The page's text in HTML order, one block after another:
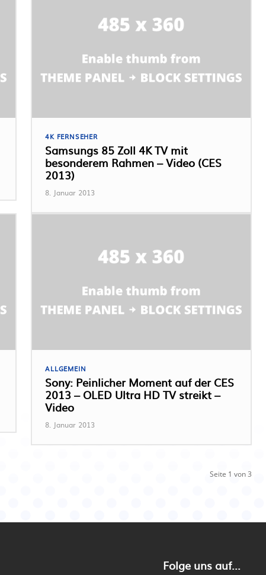
4K FERNSEHER
Samsungs 85 Zoll 4K TV mit
besonderem Rahmen – Video (CES
2013)
8. Januar 2013
ALLGEMEIN
Sony: Peinlicher Moment auf der CES
2013 – OLED Ultra HD TV streikt –
Video
8. Januar 2013
Seite 1 von 3
Folge uns auf...